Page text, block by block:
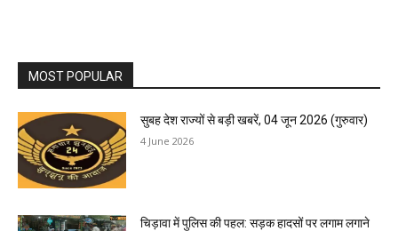
MOST POPULAR
सुबह देश राज्यों से बड़ी खबरें, 04 जून 2026 (गुरुवार)
4 June 2026
चिड़ावा में पुलिस की पहल: सड़क हादसों पर लगाम लगाने